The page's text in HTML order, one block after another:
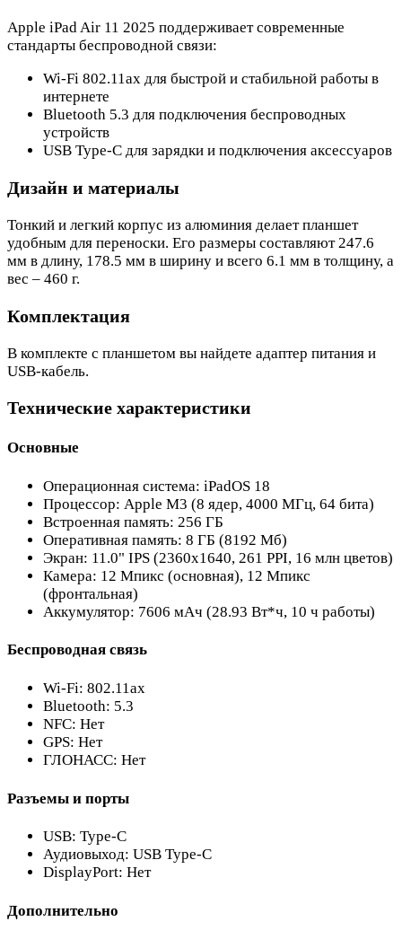
Apple iPad Air 11 2025 поддерживает современные
стандарты беспроводной связи:
Wi-Fi 802.11ax для быстрой и стабильной работы в
интернете
Bluetooth 5.3 для подключения беспроводных
устройств
USB Type-C для зарядки и подключения аксессуаров
Дизайн и материалы
Тонкий и легкий корпус из алюминия делает планшет
удобным для переноски. Его размеры составляют 247.6
мм в длину, 178.5 мм в ширину и всего 6.1 мм в толщину, а
вес – 460 г.
Комплектация
В комплекте с планшетом вы найдете адаптер питания и
USB-кабель.
Технические характеристики
Основные
Операционная система: iPadOS 18
Процессор: Apple M3 (8 ядер, 4000 МГц, 64 бита)
Встроенная память: 256 ГБ
Оперативная память: 8 ГБ (8192 Мб)
Экран: 11.0" IPS (2360x1640, 261 PPI, 16 млн цветов)
Камера: 12 Мпикс (основная), 12 Мпикс
(фронтальная)
Аккумулятор: 7606 мАч (28.93 Вт*ч, 10 ч работы)
Беспроводная связь
Wi-Fi: 802.11ax
Bluetooth: 5.3
NFC: Нет
GPS: Нет
ГЛОНАСС: Нет
Разъемы и порты
USB: Type-C
Аудиовыход: USB Type-C
DisplayPort: Нет
Дополнительно